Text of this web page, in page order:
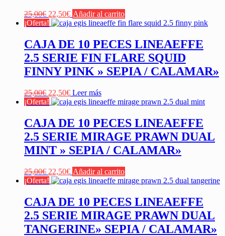
25,00€ El
precio
era:
25,00€.
22,50€El
precio
es:
22,50€.
Añadir al carrito
¡Oferta!
CAJA DE 10 PECES LINEAEFFE
2.5 SERIE FIN FLARE SQUID
FINNY PINK » SEPIA / CALAMAR»
25,00€ El
precio
era:
25,00€.
22,50€El
precio
es:
22,50€.
Leer más
¡Oferta!
CAJA DE 10 PECES LINEAEFFE
2.5 SERIE MIRAGE PRAWN DUAL
MINT » SEPIA / CALAMAR»
25,00€ El
precio
era:
25,00€.
22,50€El
precio
es:
22,50€.
Añadir al carrito
¡Oferta!
CAJA DE 10 PECES LINEAEFFE
2.5 SERIE MIRAGE PRAWN DUAL
TANGERINE» SEPIA / CALAMAR»